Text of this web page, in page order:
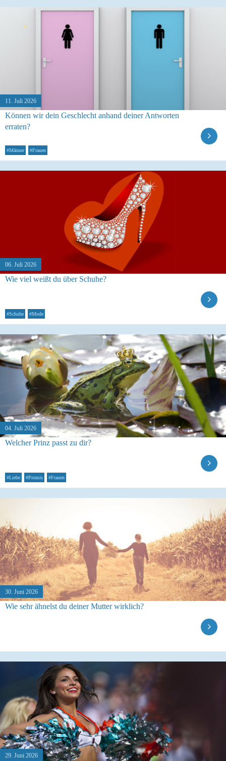
11. Juli 2026
Können wir dein Geschlecht anhand deiner Antworten
erraten?
#Männer #Frauen
06. Juli 2026
Wie viel weißt du über Schuhe?
#Schuhe #Mode
04. Juli 2026
Welcher Prinz passt zu dir?
#Liebe #Promis #Frauen
30. Juni 2026
Wie sehr ähnelst du deiner Mutter wirklich?
29. Juni 2026